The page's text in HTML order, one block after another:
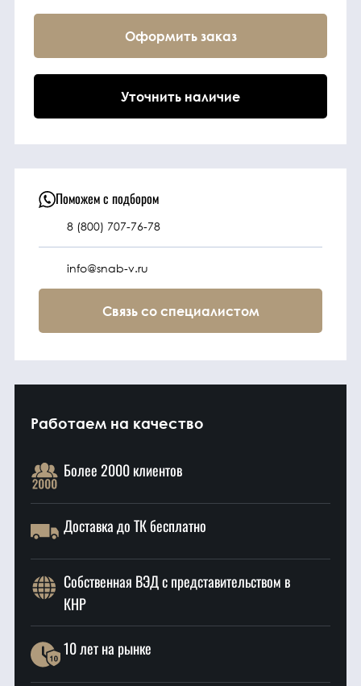
элементы
Ходовые части
Электрическая
Под заказ
Оформить заказ
Уточнить наличие
Поможем с подбором
8 (800) 707-76-78
info@snab-v.ru
Связь со специалистом
Работаем на качество
Более 2000 клиентов
Доставка до ТК бесплатно
Собственная ВЭД с представительством в
КНР
10 лет на рынке